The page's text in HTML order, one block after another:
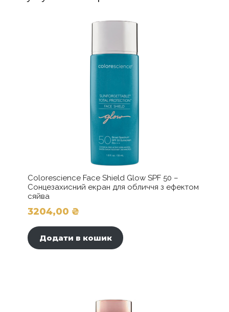
Colorescience Face Shield Glow SPF 50 –
Сонцезахисний екран для обличчя з ефектом
сяйва
3204,00 ₴
Додати в кошик